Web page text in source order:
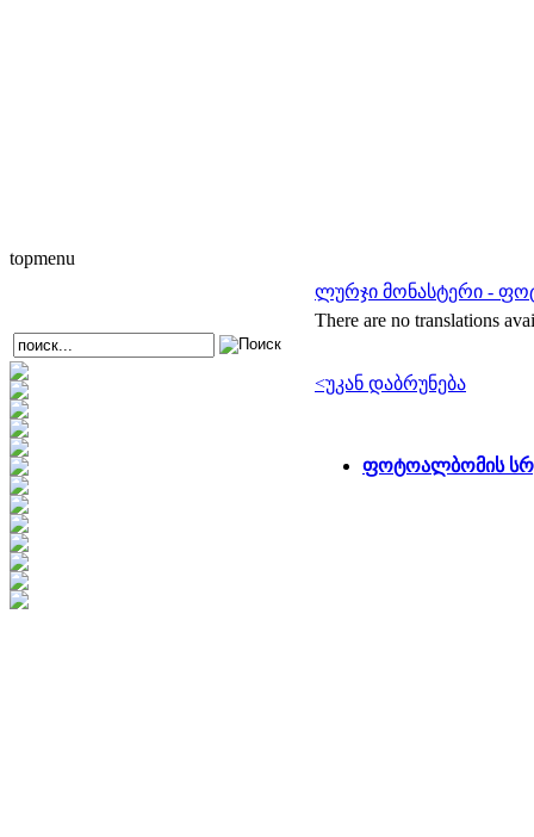
topmenu
ლურჯი მონასტერი -
There are no translations
<უკან დაბრუნება
ფოტოალბომის